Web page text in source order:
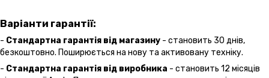
Варіанти гарантії:
- Стандартна гарантія від магазину - становить 30 днів,
безкоштовно. Поширюється на нову та активовану техніку.
- Стандартна гарантія від виробника - становить 12 місяців